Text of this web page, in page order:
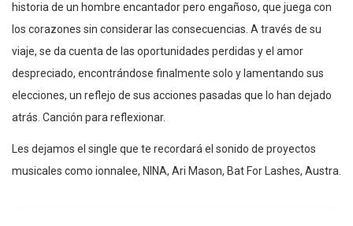
historia de un hombre encantador pero engañoso, que juega con
los corazones sin considerar las consecuencias. A través de su
viaje, se da cuenta de las oportunidades perdidas y el amor
despreciado, encontrándose finalmente solo y lamentando sus
elecciones, un reflejo de sus acciones pasadas que lo han dejado
atrás. Canción para reflexionar.
Les dejamos el single que te recordará el sonido de proyectos
musicales como ionnalee, NINA, Ari Mason, Bat For Lashes, Austra.